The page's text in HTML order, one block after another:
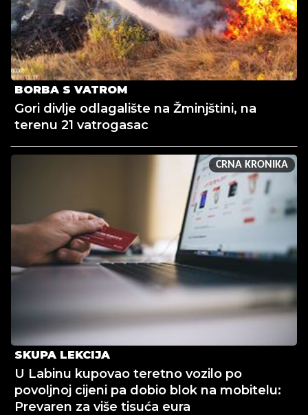
BORBA S VATROM
Gori divlje odlagalište na Žminjštini, na
terenu 21 vatrogasac
CRNA KRONIKA
SKUPA LEKCIJA
U Labinu kupovao teretno vozilo po
povoljnoj cijeni pa dobio blok na mobitelu:
Prevaren za više tisuća eura